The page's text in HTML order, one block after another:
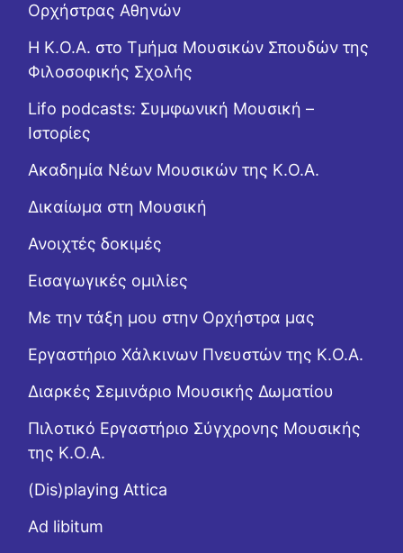
Ορχήστρας Αθηνών
Η Κ.Ο.Α. στο Τμήμα Μουσικών Σπουδών της
Φιλοσοφικής Σχολής
Lifo podcasts: Συμφωνική Μουσική –
Ιστορίες
Ακαδημία Νέων Μουσικών της Κ.Ο.Α.
Δικαίωμα στη Μουσική
Ανοιχτές δοκιμές
Εισαγωγικές ομιλίες
Με την τάξη μου στην Ορχήστρα μας
Εργαστήριo Χάλκινων Πνευστών της Κ.Ο.Α.
Διαρκές Σεμινάριο Μουσικής Δωματίου
Πιλοτικό Εργαστήριο Σύγχρονης Μουσικής
της Κ.Ο.Α.
(Dis)playing Attica
Ad libitum